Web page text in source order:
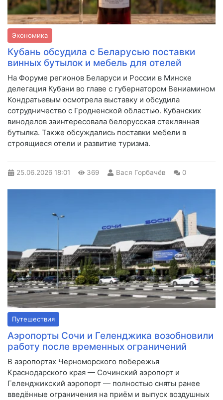
Экономика
Кубань обсудила с Беларусью поставки
винных бутылок и мебель для отелей
На Форуме регионов Беларуси и России в Минске
делегация Кубани во главе с губернатором Вениамином
Кондратьевым осмотрела выставку и обсудила
сотрудничество с Гродненской областью. Кубанских
виноделов заинтересовала белорусская стеклянная
бутылка. Также обсуждались поставки мебели в
строящиеся отели и развитие туризма.
25.06.2026 18:01 369 Вася Горбачёв 0
Путешествия
Аэропорты Сочи и Геленджика возобновили
работу после временных ограничений
В аэропортах Черноморского побережья
Краснодарского края — Сочинский аэропорт и
Геленджикский аэропорт — полностью сняты ранее
введённые ограничения на приём и выпуск воздушных